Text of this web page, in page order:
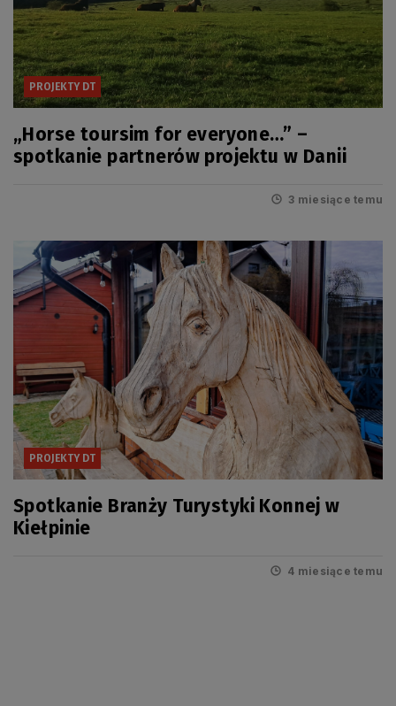
PROJEKTY DT
„Horse toursim for everyone…” –
spotkanie partnerów projektu w Danii
3 miesiące temu
PROJEKTY DT
Spotkanie Branży Turystyki Konnej w
Kiełpinie
4 miesiące temu